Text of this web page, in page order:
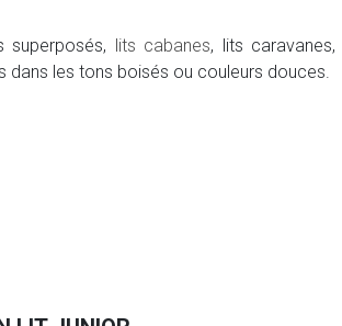
superposés, lits cabanes, lits
dans les tons boisés ou couleurs douces.